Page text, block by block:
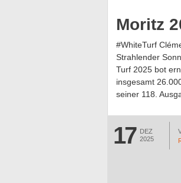
Moritz
#WhiteTurf
Strahlender
Turf 2025 bot
insgesamt
seiner 118.
17
DEZ
2025